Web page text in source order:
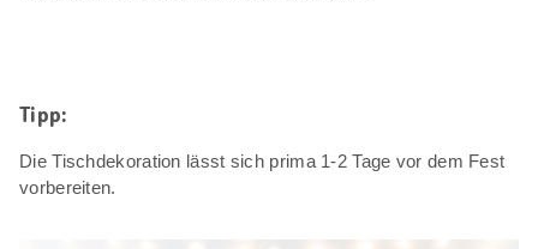
Tipp:
Die Tischdekoration lässt sich prima 1-2 Tage vor dem Fest
vorbereiten.